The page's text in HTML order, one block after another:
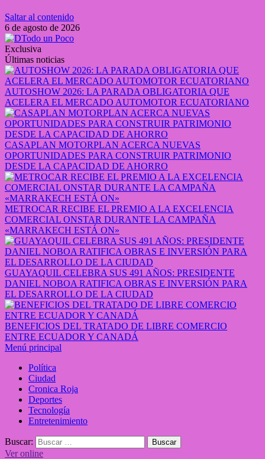
Saltar al contenido
6 de agosto de 2026
Exclusiva
Últimas noticias
AUTOSHOW 2026: LA PARADA OBLIGATORIA QUE
ACELERA EL MERCADO AUTOMOTOR ECUATORIANO
CASAPLAN MOTORPLAN ACERCA NUEVAS
OPORTUNIDADES PARA CONSTRUIR PATRIMONIO
DESDE LA CAPACIDAD DE AHORRO
METROCAR RECIBE EL PREMIO A LA EXCELENCIA
COMERCIAL ONSTAR DURANTE LA CAMPAÑA
«MARRAKECH ESTÁ ON»
GUAYAQUIL CELEBRA SUS 491 AÑOS: PRESIDENTE
DANIEL NOBOA RATIFICA OBRAS E INVERSIÓN PARA
EL DESARROLLO DE LA CIUDAD
BENEFICIOS DEL TRATADO DE LIBRE COMERCIO
ENTRE ECUADOR Y CANADÁ
Menú principal
Política
Ciudad
Cronica Roja
Deportes
Tecnología
Entretenimiento
Buscar:
Ver online